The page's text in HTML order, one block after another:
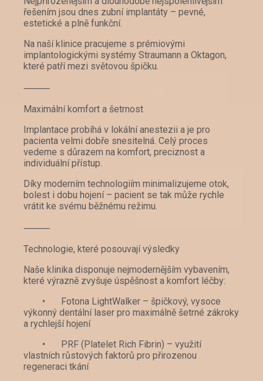
řešením jsou dnes zubní implantáty – pevné,
estetické a plně funkční.
Na naší klinice pracujeme s prémiovými
implantologickými systémy Straumann a Oktagon,
které patří mezi světovou špičku.
⸻
Maximální komfort a šetrnost
Implantace probíhá v lokální anestezii a je pro
pacienta velmi dobře snesitelná. Celý proces
vedeme s důrazem na komfort, preciznost a
individuální přístup.
Díky moderním technologiím minimalizujeme otok,
bolest i dobu hojení – pacient se tak může rychle
vrátit ke svému běžnému režimu.
⸻
Technologie, které posouvají výsledky
Naše klinika disponuje nejmodernějším vybavením,
které výrazně zvyšuje úspěšnost a komfort léčby:
•
Fotona LightWalker – špičkový, vysoce
výkonný dentální laser pro maximálně šetrné zákroky
a rychlejší hojení
•
PRF (Platelet Rich Fibrin) – využití
vlastních růstových faktorů pro přirozenou
regeneraci tkání